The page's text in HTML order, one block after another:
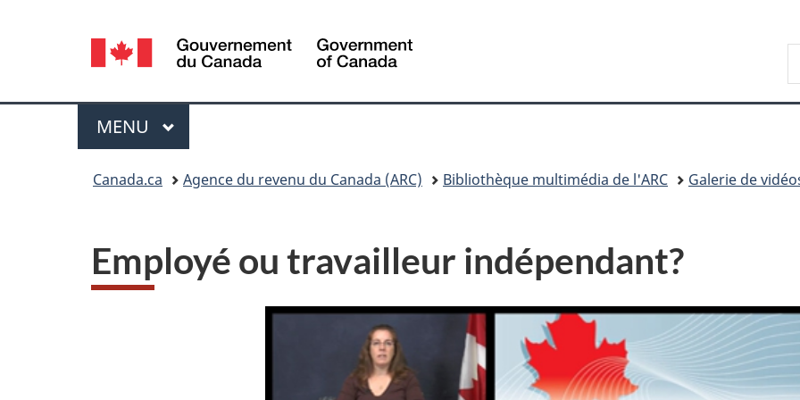
sujet
HTML
Sélection
de
la
langue
Canada
Menu
MENU PRINCIPAL
Canada.ca Agence du revenu du Canada (ARC) Bibliothèque multimédia de l'ARC Galerie de
Employé ou travailleur indépendant?